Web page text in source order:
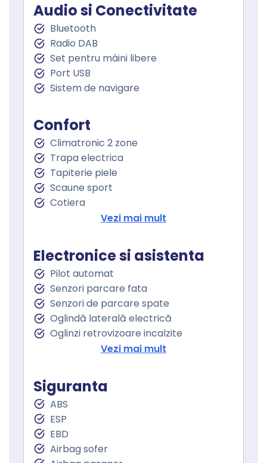
Audio si Conectivitate
Bluetooth
Radio DAB
Set pentru mâini libere
Port USB
Sistem de navigare
Confort
Climatronic 2 zone
Trapa electrica
Tapiterie piele
Scaune sport
Cotiera
Volan de piele
Volan multifunctional
Geamuri fata electrice
Geamuri spate electrice
Geamuri cu tenta
Vezi mai mult
Electronice si asistenta
Pilot automat
Senzori parcare fata
Senzori de parcare spate
Oglindă laterală electrică
Oglinzi retrovizoare incalzite
Controlul tractiunii
Lumini de zi LED
Proiectoare ceata
Stopuri LED
Sistem Start Stop
Senzori presiune roti
Frana parcare electrica
Vezi mai mult
Siguranta
ABS
ESP
EBD
Airbag sofer